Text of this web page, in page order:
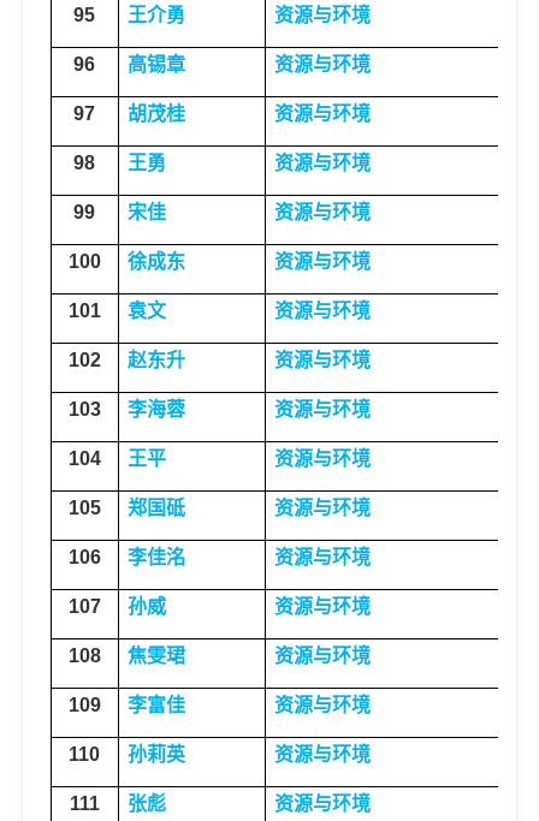
95 王介勇 资源与环境
96 高锡章 资源与环境
97 胡茂桂 资源与环境
98 王勇 资源与环境
99 宋佳 资源与环境
100 徐成东 资源与环境
101 袁文 资源与环境
102 赵东升 资源与环境
103 李海蓉 资源与环境
104 王平 资源与环境
105 郑国砥 资源与环境
106 李佳洺 资源与环境
107 孙威 资源与环境
108 焦雯珺 资源与环境
109 李富佳 资源与环境
110 孙莉英 资源与环境
111 张彪 资源与环境